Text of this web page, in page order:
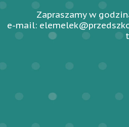
Zapraszamy w
e-mail: